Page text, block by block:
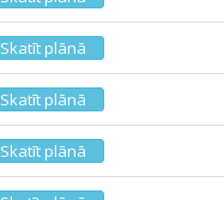
Skatīt plānā
Skatīt plānā
Skatīt plānā